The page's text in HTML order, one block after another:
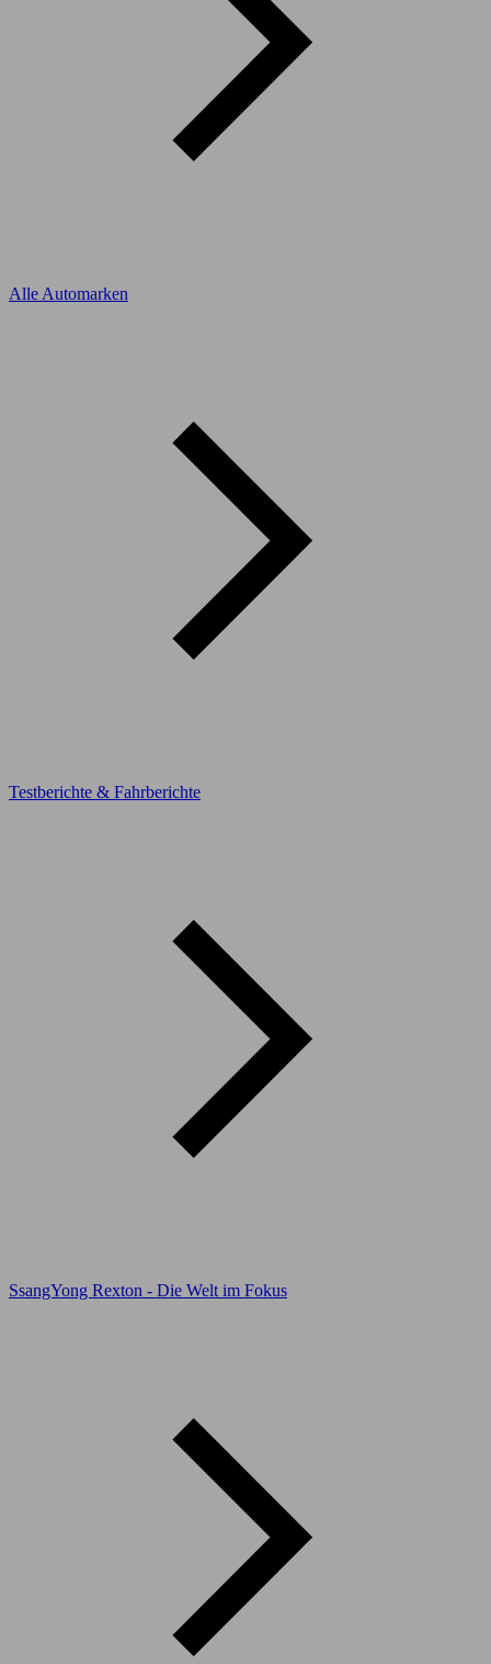
Alle Automarken
Testberichte & Fahrberichte
SsangYong Rexton - Die Welt im Fokus